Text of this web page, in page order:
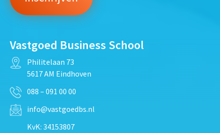
Vastgoed Business School
Philitelaan 73
5617 AM Eindhoven
088 – 091 00 00
info@vastgoedbs.nl
KvK: 34153807